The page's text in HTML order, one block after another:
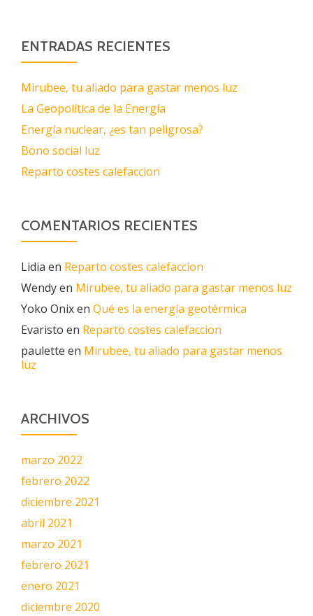
ENTRADAS RECIENTES
Mirubee, tu aliado para gastar menos luz
La Geopolítica de la Energía
Energía nuclear, ¿es tan peligrosa?
Bono social luz
Reparto costes calefaccion
COMENTARIOS RECIENTES
Lidia en Reparto costes calefaccion
Wendyen Mirubee, tu aliado para gastar menos luz
Yoko Onixen Qué es la energía geotérmica
Evaristo en Reparto costes calefaccion
paulette en Mirubee, tu aliado para gastar menos
luz
ARCHIVOS
marzo 2022
febrero 2022
diciembre 2021
abril 2021
marzo 2021
febrero 2021
enero 2021
diciembre 2020